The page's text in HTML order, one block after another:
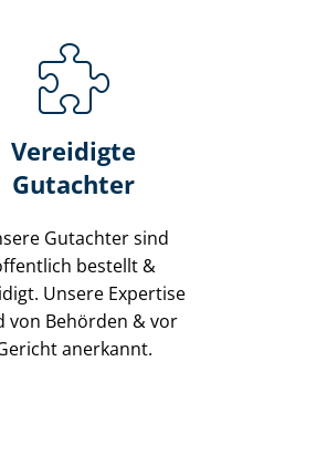
Vereidigte
Gutachter
Gutachter sind
bestellt &
Unsere Expertise
von Behörden & vor
anerkannt.